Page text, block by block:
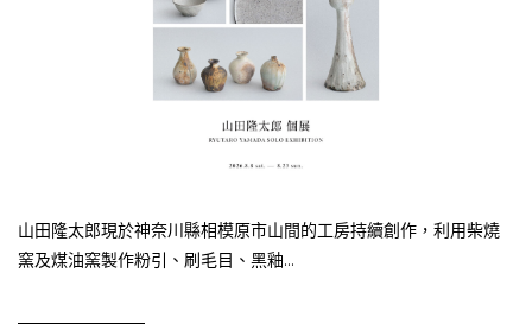
山田隆太郎現於神奈川縣相模原市山間的工房持續創作，利用柴燒
窯及煤油窯製作粉引、刷毛目、黑釉...